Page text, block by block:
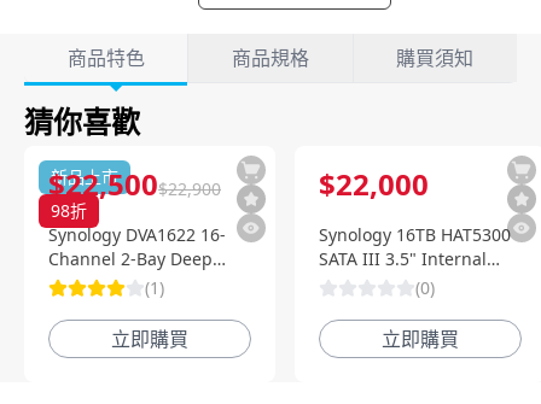
產品詳情商品特色 商品規格 購買須知
商品特色
猜你喜歡
新品上市
98折
$22,500$22,900
Synology DVA1622 16-
Channel 2-Bay Deep
Learning NVR 深度智慧影
(1)
立即購買
$22,000
Synology 16TB HAT5300
SATA III 3.5" Internal
Enterprise HDD
(0)
立即購買